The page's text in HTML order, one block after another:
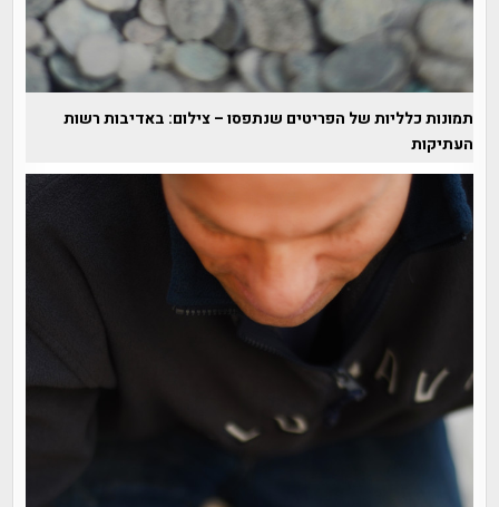
תמונות כלליות של הפריטים שנתפסו – צילום: באדיבות רשות
העתיקות